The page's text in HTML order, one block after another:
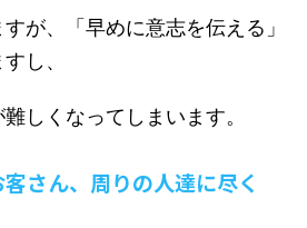
が、「早めに意志を伝える」
し、
しくなってしまいます。
さん、周りの人達に尽く